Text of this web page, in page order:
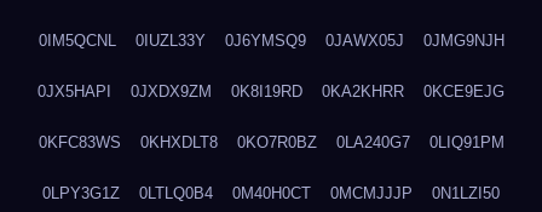
0IM5QCNL 0IUZL33Y 0J6YMSQ9 0JAWX05J 0JMG9NJH
0JX5HAPI 0JXDX9ZM 0K8I19RD 0KA2KHRR 0KCE9EJG
0KFC83WS 0KHXDLT8 0KO7R0BZ 0LA240G7 0LIQ91PM
0LPY3G1Z 0LTLQ0B4 0M40H0CT 0MCMJJJP 0N1LZI50